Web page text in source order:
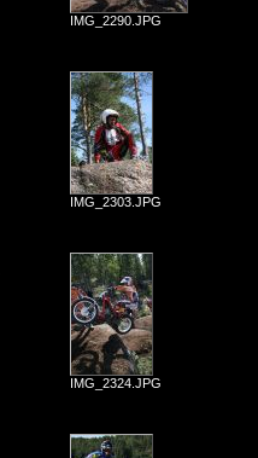
IMG_2290.JPG
IMG_2303.JPG
IMG_2324.JPG